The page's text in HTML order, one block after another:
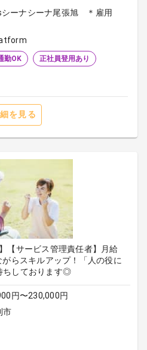
ーナシーナ尾張旭 ＊雇用
勤OK 正社員登用あり
を見る
【サービス管理責任者】月給
らスキルアップ！「人の役に
ちしております◎
円〜230,000円
市